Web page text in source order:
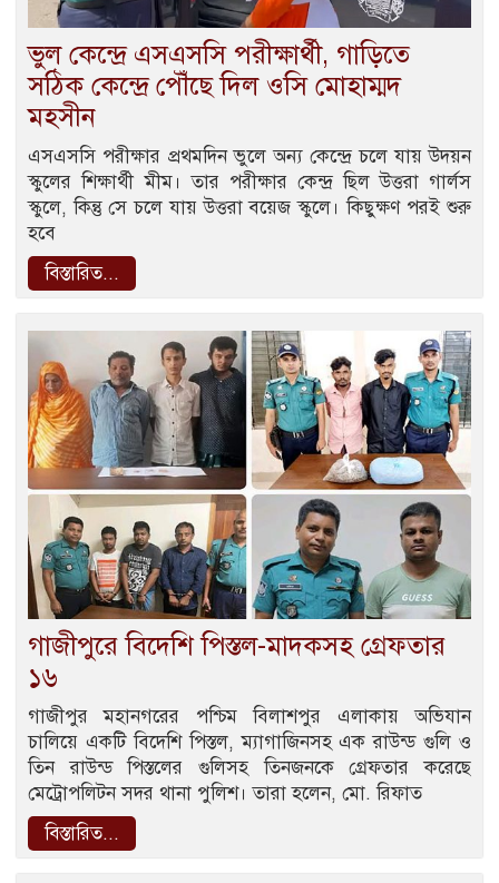
ভুল কেন্দ্রে এসএসসি পরীক্ষার্থী, গাড়িতে
সঠিক কেন্দ্রে পৌঁছে দিল ওসি মোহাম্মদ
মহসীন
এসএসসি পরীক্ষার প্রথমদিন ভুলে অন্য কেন্দ্রে চলে যায় উদয়ন
স্কুলের শিক্ষার্থী মীম। তার পরীক্ষার কেন্দ্র ছিল উত্তরা গার্লস
স্কুলে, কিন্তু সে চলে যায় উত্তরা বয়েজ স্কুলে। কিছুক্ষণ পরই শুরু
হবে
বিস্তারিত...
গাজীপুরে বিদেশি পিস্তল-মাদকসহ গ্রেফতার
১৬
গাজীপুর মহানগরের পশ্চিম বিলাশপুর এলাকায় অভিযান
চালিয়ে একটি বিদেশি পিস্তল, ম্যাগাজিনসহ এক রাউন্ড গুলি ও
তিন রাউন্ড পিস্তলের গুলিসহ তিনজনকে গ্রেফতার করেছে
মেট্রোপলিটন সদর থানা পুলিশ। তারা হলেন, মো. রিফাত
বিস্তারিত...